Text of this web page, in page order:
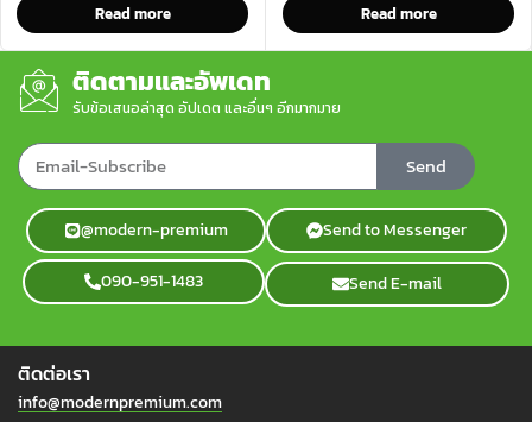
Read more Read more
ติดตามและอัพเดท
รับข้อเสนอล่าสุด อัปเดต และอื่นๆ อีกมากมาย
Send
@modern-premium Send to Messenger
090-951-1483 Send E-mail
ติดต่อเรา
info@modernpremium.com